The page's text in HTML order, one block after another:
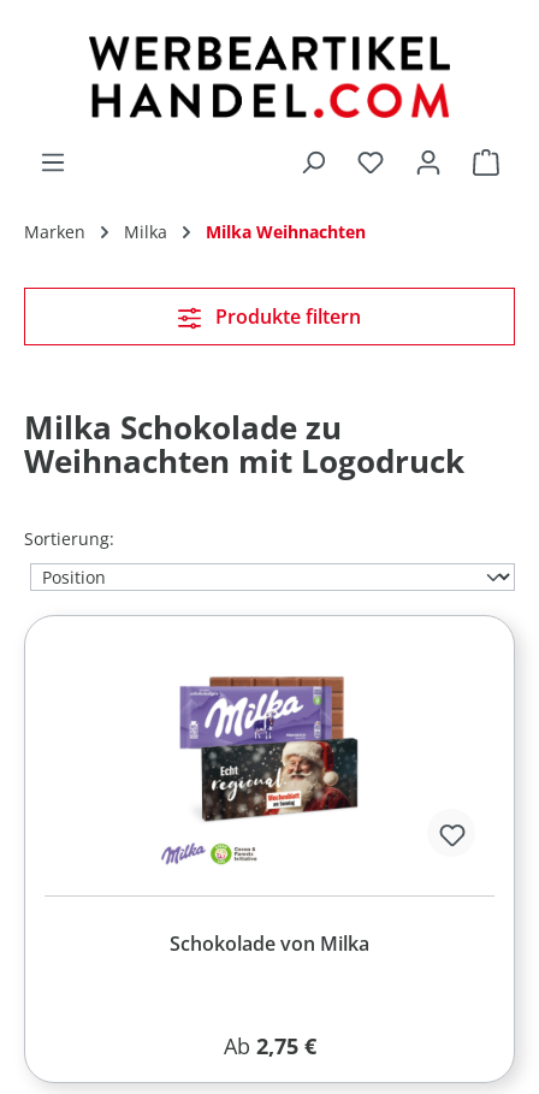
Du hast 0
Marken Milka Milka Weihnachten
Milka Schokolade zu
Weihnachten mit Logodruck
Sortierung:
Schokolade von Milka
Regulärer Preis:
Ab 2,75 €
Produkte filtern